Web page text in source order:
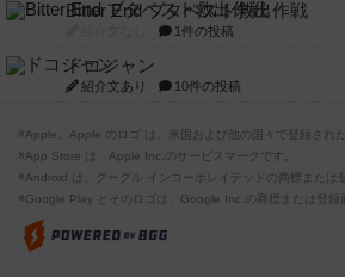
Bitter End ブタペスト救出作戦
1件の投稿
ドコジャン
紹介文あり 10件の投稿
※Apple、Apple のロゴ は、米国および他の国々で登録され
※App Store は、Apple Inc.のサービスマークです。
※Android は、グーグル インコーポレイテッドの商標または
※Google Play とそのロゴは、Google Inc.の商標または登録